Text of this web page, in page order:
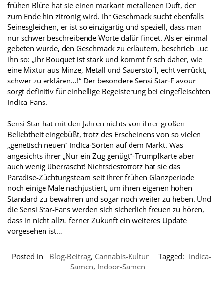
frühen Blüte hat sie einen markant metallenen Duft, der
zum Ende hin zitronig wird. Ihr Geschmack sucht ebenfalls
Seinesgleichen, er ist so einzigartig und speziell, dass man
nur schwer beschreibende Worte dafür findet. Als er einmal
gebeten wurde, den Geschmack zu erläutern, beschrieb Luc
ihn so: „Ihr Bouquet ist stark und kommt frisch daher, wie
eine Mixtur aus Minze, Metall und Sauerstoff, echt verrückt,
schwer zu erklären…!“ Der besondere Sensi Star-Flavour
sorgt definitiv für einhellige Begeisterung bei eingefleischten
Indica-Fans.
Sensi Star hat mit den Jahren nichts von ihrer großen
Beliebtheit eingebüßt, trotz des Erscheinens von so vielen
„genetisch neuen“ Indica-Sorten auf dem Markt. Was
angesichts ihrer „Nur ein Zug genügt“-Trumpfkarte aber
auch wenig überrascht! Nichtsdestotrotz hat sie das
Paradise-Züchtungsteam seit ihrer frühen Glanzperiode
noch einige Male nachjustiert, um ihren eigenen hohen
Standard zu bewahren und sogar noch weiter zu heben. Und
die Sensi Star-Fans werden sich sicherlich freuen zu hören,
dass in nicht allzu ferner Zukunft ein weiteres Update
vorgesehen ist…
Posted in: Blog-Beitrag, Cannabis-Kultur Tagged: Indica-
Samen, Indoor-Samen